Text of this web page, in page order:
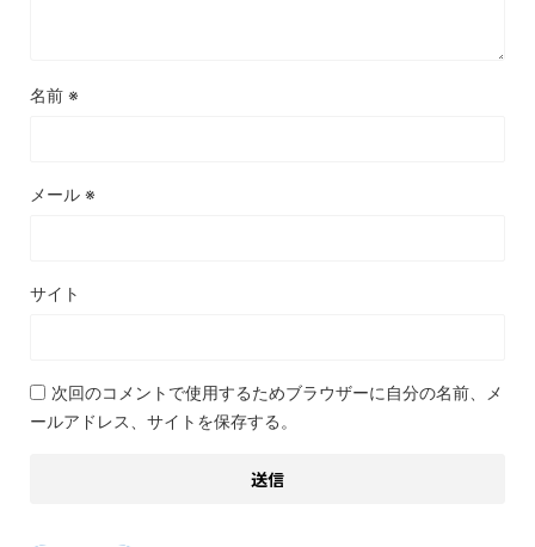
名前 ※
メール ※
サイト
次回のコメントで使用するためブラウザーに自分の名前、メ
ールアドレス、サイトを保存する。